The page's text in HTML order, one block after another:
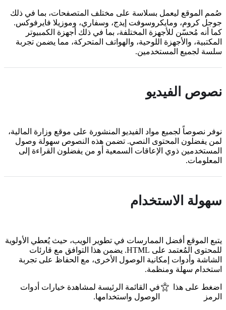
صُمم الموقع ليعمل بسلاسة على مختلف المتصفحات، بما في ذلك
جوجل كروم، ومايكروسوفت إيدج، وسفاري، وموزيلا فايرفوكس.
كما أنه مُحسّن للأجهزة المختلفة، بما في ذلك أجهزة الكمبيوتر
المكتبية، والأجهزة اللوحية، والهواتف المتحركة، مما يضمن تجربة
سلسة لجميع المستخدمين.
نصوص الفيديو
نوفر نصوصاً لجميع مواد الفيديو المنشورة على موقع وزارة المالية،
لمن يفضلون المحتوى النصي. تضمن هذه النصوص سهولة وصول
المستخدمين ذوي الإعاقات السمعية أو من يفضلون القراءة إلى
المعلومات.
سهولة الاستخدام
يتبع الموقع أفضل الممارسات في تطوير الويب، حيث يُعطي الأولوية
للمحتوى المُعتمد على HTML. يضمن هذا التوافق مع قارئات
الشاشة وأدوات إمكانية الوصول الأخرى، مع الحفاظ على تجربة
استخدام سهلة ومنظمة.
اضغط على هذا
الرمز
في القائمة الرئيسة لمشاهدة خيارات أدوات
الوصول واستخدامها.